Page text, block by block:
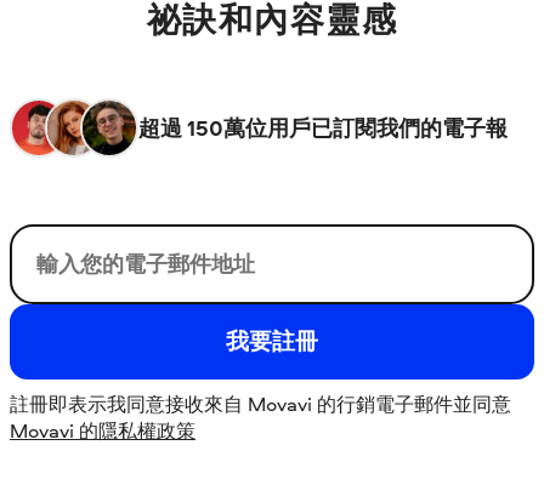
祕訣和內容靈感
超過 150萬位用戶已訂閱我們的電子報
您的電子郵件
我要註冊
註冊即表示我同意接收來自 Movavi 的行銷電子郵件並同意
Movavi 的隱私權政策